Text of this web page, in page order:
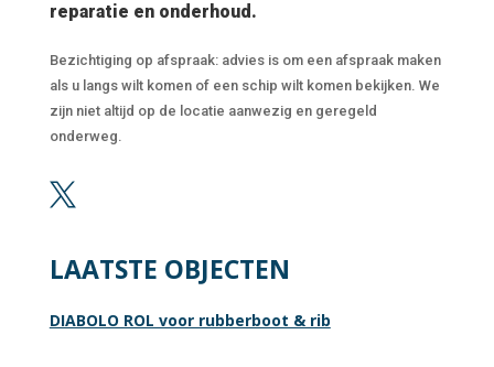
reparatie en onderhoud.
Bezichtiging op afspraak: advies is om een afspraak maken
als u langs wilt komen of een schip wilt komen bekijken. We
zijn niet altijd op de locatie aanwezig en geregeld
onderweg.

LAATSTE OBJECTEN
DIABOLO ROL voor rubberboot & rib